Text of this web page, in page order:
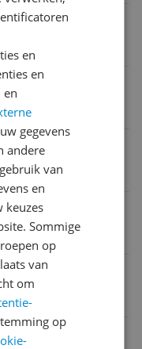
en
en
en
gegevens
andere
van
en
keuzes
Sommige
op
van
om
op